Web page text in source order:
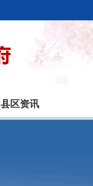
县区资讯